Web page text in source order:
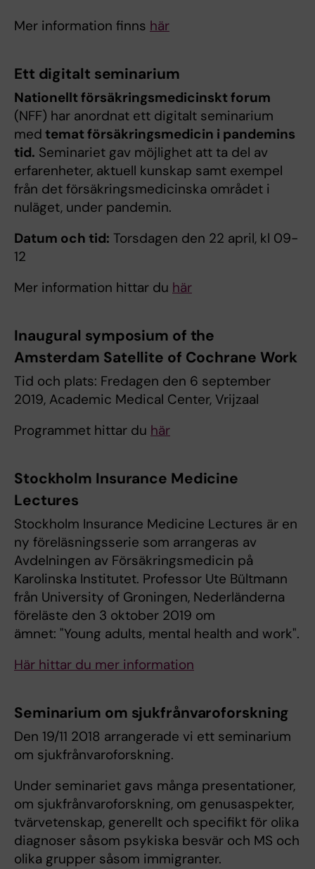
Mer information finns här
Ett digitalt seminarium
Nationellt försäkringsmedicinskt forum
(NFF) har anordnat ett digitalt seminarium
med temat försäkringsmedicin i pandemins
tid. Seminariet gav möjlighet att ta del av
erfarenheter, aktuell kunskap samt exempel
från det försäkringsmedicinska området i
nuläget, under pandemin.
Datum och tid: Torsdagen den 22 april, kl 09-
12
Mer information hittar du här
Inaugural symposium of the
Amsterdam Satellite of Cochrane Work
Tid och plats: Fredagen den 6 september
2019, Academic Medical Center, Vrijzaal
Programmet hittar du här
Stockholm Insurance Medicine
Lectures
Stockholm Insurance Medicine Lectures är en
ny föreläsningsserie som arrangeras av
Avdelningen av Försäkringsmedicin på
Karolinska Institutet. Professor Ute Bültmann
från University of Groningen, Nederländerna
föreläste den 3 oktober 2019 om
ämnet: "Young adults, mental health and work".
Här hittar du mer information
Seminarium om sjukfrånvaroforskning
Den 19/11 2018 arrangerade vi ett seminarium
om sjukfrånvaroforskning.
Under seminariet gavs många presentationer,
om sjukfrånvaroforskning, om genusaspekter,
tvärvetenskap, generellt och specifikt för olika
diagnoser såsom psykiska besvär och MS och
olika grupper såsom immigranter.